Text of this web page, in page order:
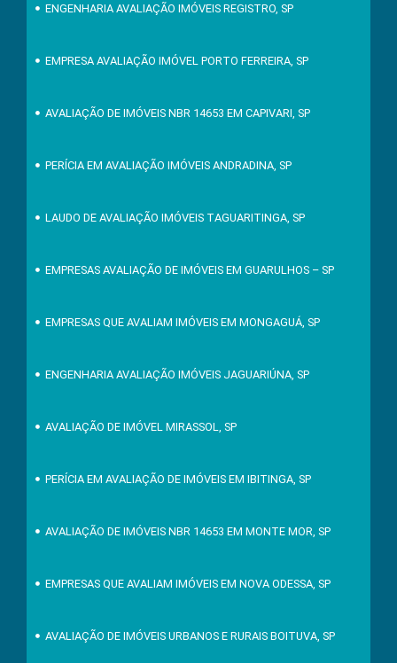
ENGENHARIA AVALIAÇÃO IMÓVEIS REGISTRO, SP
EMPRESA AVALIAÇÃO IMÓVEL PORTO FERREIRA, SP
AVALIAÇÃO DE IMÓVEIS NBR 14653 EM CAPIVARI, SP
PERÍCIA EM AVALIAÇÃO IMÓVEIS ANDRADINA, SP
LAUDO DE AVALIAÇÃO IMÓVEIS TAGUARITINGA, SP
EMPRESAS AVALIAÇÃO DE IMÓVEIS EM GUARULHOS – SP
EMPRESAS QUE AVALIAM IMÓVEIS EM MONGAGUÁ, SP
ENGENHARIA AVALIAÇÃO IMÓVEIS JAGUARIÚNA, SP
AVALIAÇÃO DE IMÓVEL MIRASSOL, SP
PERÍCIA EM AVALIAÇÃO DE IMÓVEIS EM IBITINGA, SP
AVALIAÇÃO DE IMÓVEIS NBR 14653 EM MONTE MOR, SP
EMPRESAS QUE AVALIAM IMÓVEIS EM NOVA ODESSA, SP
AVALIAÇÃO DE IMÓVEIS URBANOS E RURAIS BOITUVA, SP